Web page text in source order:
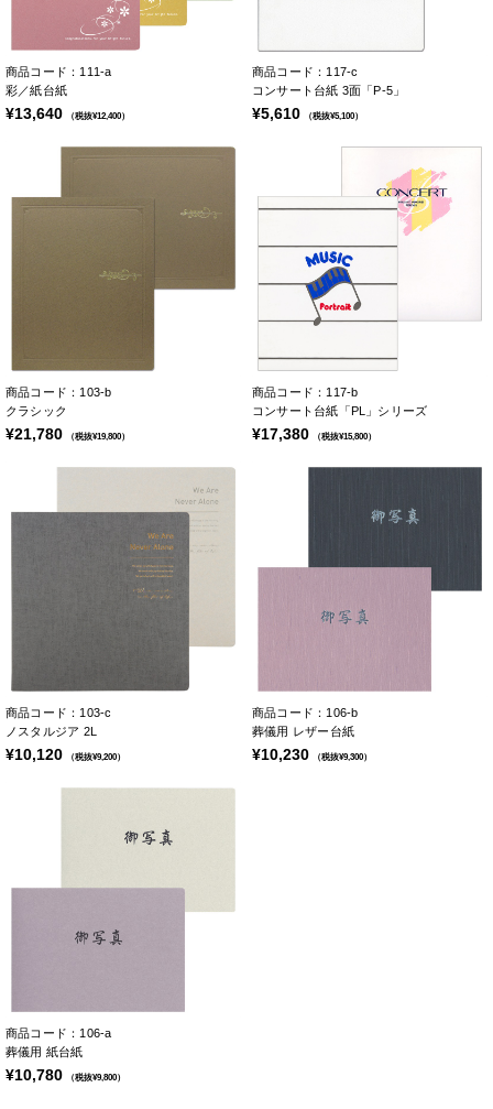
商品コード：111-a
彩／紙台紙
¥13,640 （税抜¥12,400）
商品コード：117-c
コンサート台紙 3面「P-5」
¥5,610 （税抜¥5,100）
商品コード：103-b
クラシック
¥21,780 （税抜¥19,800）
商品コード：117-b
コンサート台紙「PL」シリーズ
¥17,380 （税抜¥15,800）
商品コード：103-c
ノスタルジア 2L
¥10,120 （税抜¥9,200）
商品コード：106-b
葬儀用 レザー台紙
¥10,230 （税抜¥9,300）
商品コード：106-a
葬儀用 紙台紙
¥10,780 （税抜¥9,800）